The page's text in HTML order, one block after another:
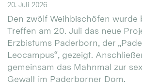
20. Juli 2026
Den zwölf Weihbischöfen wurde
Treffen am 20. Juli das neue
Erzbistums Paderborn, der
Leocampus“, gezeigt.
gemeinsam das Mahnmal zur
Gewalt im Paderborner Dom.